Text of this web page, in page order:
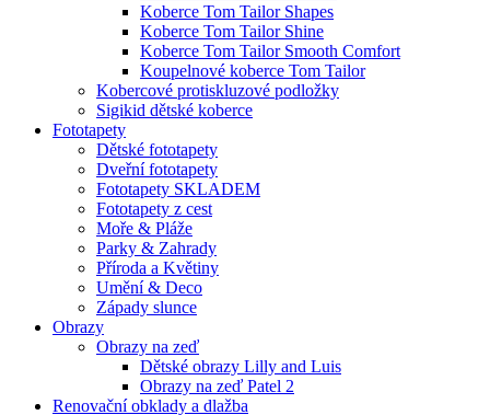
Koberce Tom Tailor Shapes
Koberce Tom Tailor Shine
Koberce Tom Tailor Smooth Comfort
Koupelnové koberce Tom Tailor
Kobercové protiskluzové podložky
Sigikid dětské koberce
Fototapety
Dětské fototapety
Dveřní fototapety
Fototapety SKLADEM
Fototapety z cest
Moře & Pláže
Parky & Zahrady
Příroda a Květiny
Umění & Deco
Západy slunce
Obrazy
Obrazy na zeď
Dětské obrazy Lilly and Luis
Obrazy na zeď Patel 2
Renovační obklady a dlažba